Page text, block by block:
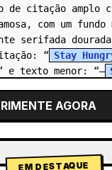
de citação amplo
com um fundo
serifada
“ Stay
e texto menor: “—
AGORA
EM DESTAQUE